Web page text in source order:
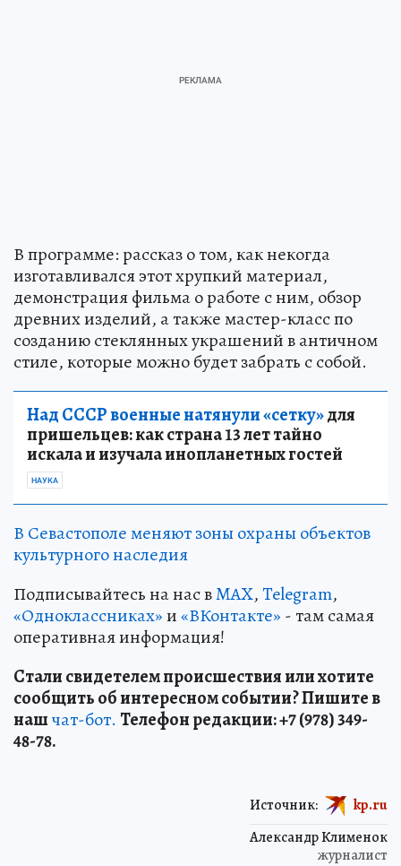
В программе: рассказ о том, как некогда
изготавливался этот хрупкий материал,
демонстрация фильма о работе с ним, обзор
древних изделий, а также мастер-класс по
созданию стеклянных украшений в античном
стиле, которые можно будет забрать с собой.
Над СССР военные натянули «сетку»для
пришельцев: как страна 13 лет тайно
искала и изучала инопланетных гостей
НАУКА
В Севастополе меняют зоны охраны объектов
культурного наследия
Подписывайтесь на нас вMAX,Telegram,
«Одноклассниках»и«ВКонтакте» - там самая
оперативная информация!
Стали свидетелем происшествия или хотите
сообщить об интересном событии? Пишите в
нашчат-бот. Телефон редакции: +7 (978) 349-
48-78.
Александр Клименок
журналист
Источник: kp.ru